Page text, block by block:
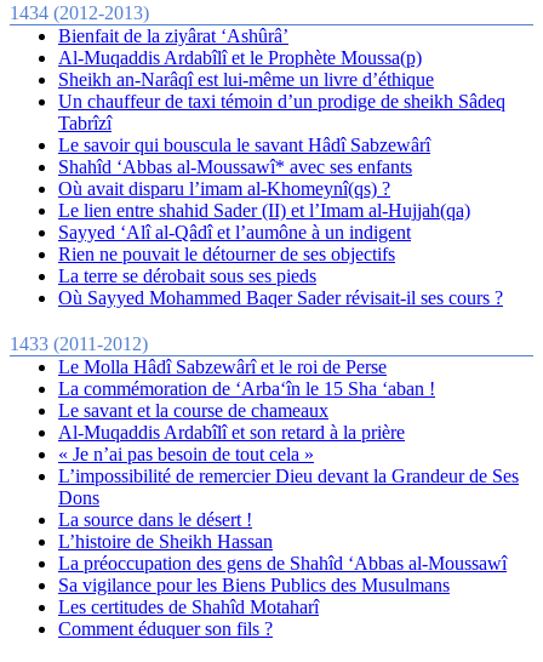
1434 (2012-2013)
Bienfait de la ziyârat ‘Ashûrâ’
Al-Muqaddis Ardabîlî et le Prophète Moussa(p)
Sheikh an-Narâqî est lui-même un livre d’éthique
Un chauffeur de taxi témoin d’un prodige de sheikh Sâdeq
Tabrîzî
Le savoir qui bouscula le savant Hâdî Sabzewârî
Shahîd ‘Abbas al-Moussawî* avec ses enfants
Où avait disparu l’imam al-Khomeynî(qs) ?
Le lien entre shahid Sader (II) et l’Imam al-Hujjah(qa)
Sayyed ‘Alî al-Qâdî et l’aumône à un indigent
Rien ne pouvait le détourner de ses objectifs
La terre se dérobait sous ses pieds
Où Sayyed Mohammed Baqer Sader révisait-il ses cours ?
1433 (2011-2012)
Le Molla Hâdî Sabzewârî et le roi de Perse
La commémoration de ‘Arba‘în le 15 Sha ‘aban !
Le savant et la course de chameaux
Al-Muqaddis Ardabîlî et son retard à la prière
« Je n’ai pas besoin de tout cela »
L’impossibilité de remercier Dieu devant la Grandeur de Ses
Dons
La source dans le désert !
L’histoire de Sheikh Hassan
La préoccupation des gens de Shahîd ‘Abbas al-Moussawî
Sa vigilance pour les Biens Publics des Musulmans
Les certitudes de Shahîd Motaharî
Comment éduquer son fils ?